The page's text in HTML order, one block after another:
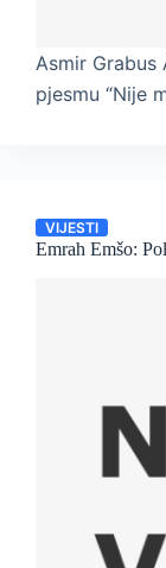
Asmir Grabus
pjesmu “Nije
VIJESTI
Emrah Emšo: